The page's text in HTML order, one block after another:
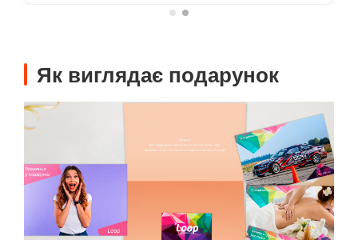
Як виглядає подарунок